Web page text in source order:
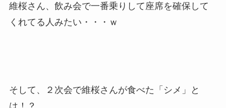
維桜さん、飲み会で一番乗りして座席を確保して
くれてる人みたい・・・ｗ
そして、２次会で維桜さんが食べた「シメ」と